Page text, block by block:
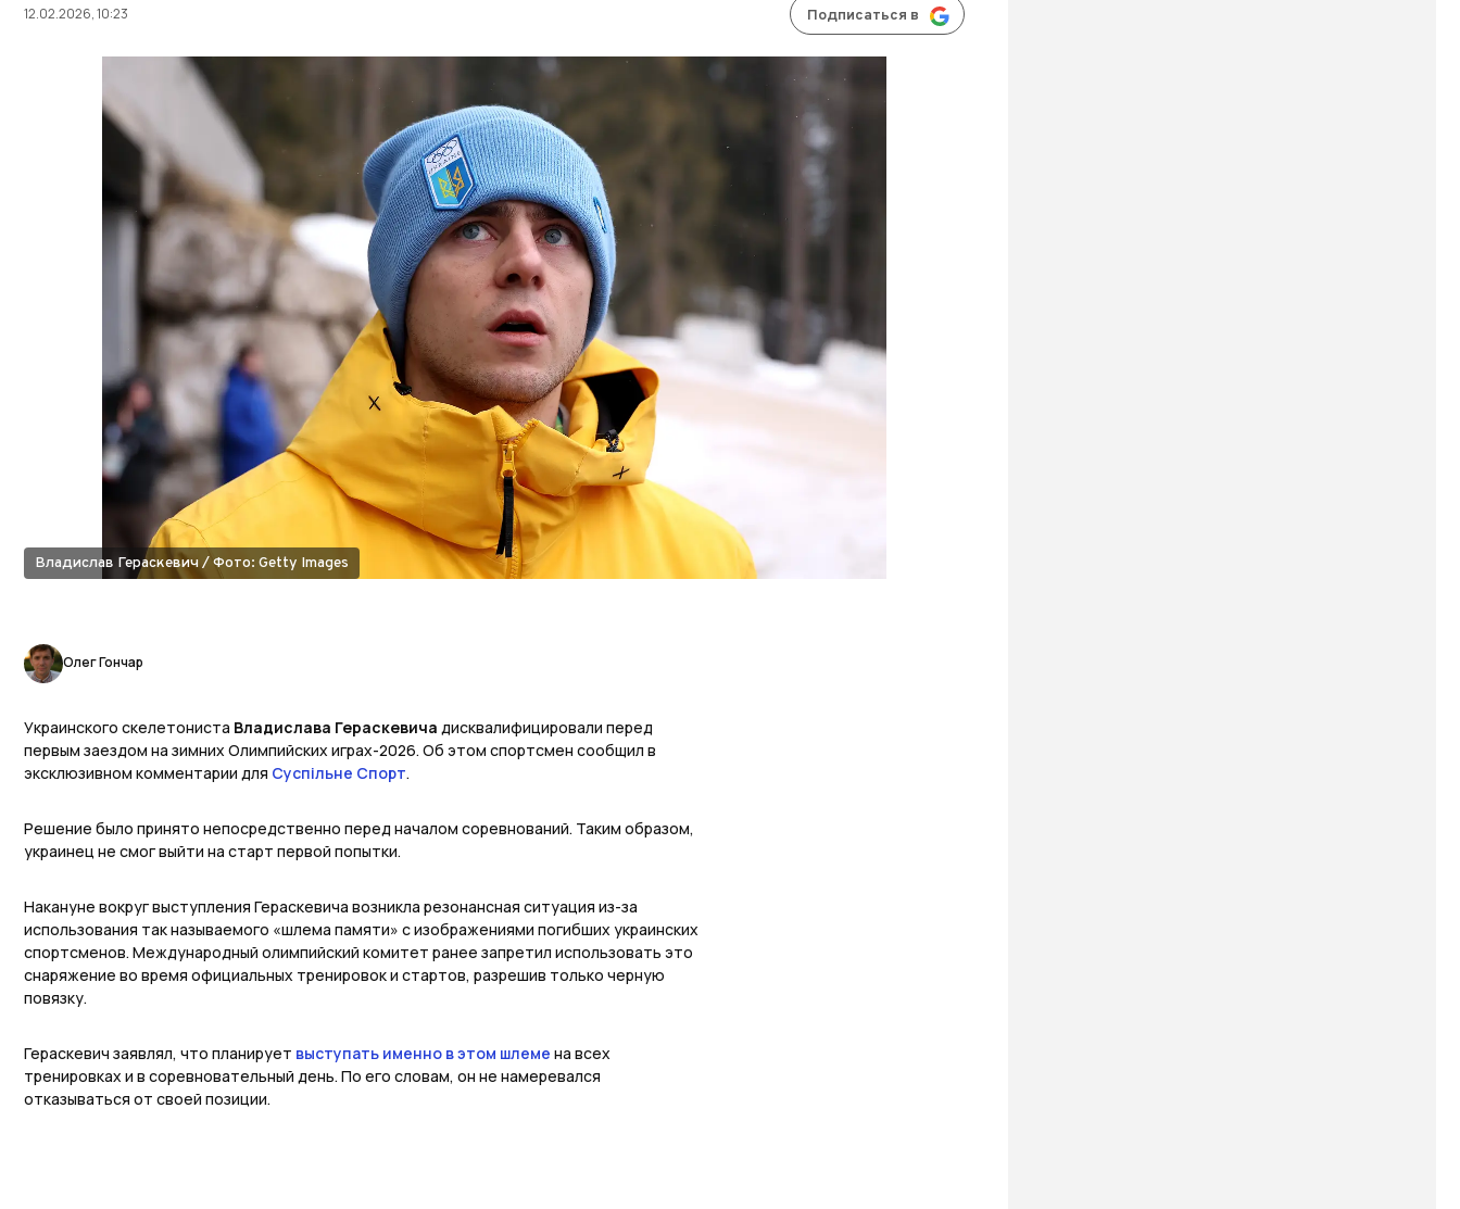
12.02.2026, 10:23 Подписаться в
Владислав Гераскевич / Фото: Getty Images
Олег Гончар
Украинского скелетониста Владислава Гераскевича дисквалифицировали перед
первым заездом на зимних Олимпийских играх-2026. Об этом спортсмен сообщил в
эксклюзивном комментарии для Суспільне Спорт.
Решение было принято непосредственно перед началом соревнований. Таким образом,
украинец не смог выйти на старт первой попытки.
Накануне вокруг выступления Гераскевича возникла резонансная ситуация из-за
использования так называемого «шлема памяти» с изображениями погибших украинских
спортсменов. Международный олимпийский комитет ранее запретил использовать это
снаряжение во время официальных тренировок и стартов, разрешив только черную
повязку.
Гераскевич заявлял, что планирует выступать именно в этом шлеме на всех
тренировках и в соревновательный день. По его словам, он не намеревался
отказываться от своей позиции.